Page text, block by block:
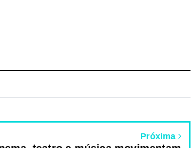
Próxima